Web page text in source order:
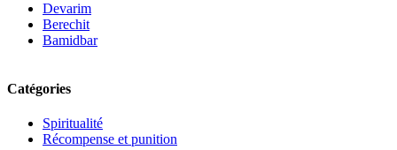
Devarim
Berechit
Bamidbar
Catégories
Spiritualité
Récompense et punition